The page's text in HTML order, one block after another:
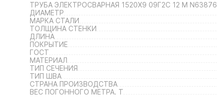
ТРУБА ЭЛЕКТРОСВАРНАЯ 1520Х9 09Г2С 12 М N63876
ДИАМЕТР
МАРКА СТАЛИ
ТОЛЩИНА СТЕНКИ
ДЛИНА
ПОКРЫТИЕ
ГОСТ
МАТЕРИАЛ
ТИП СЕЧЕНИЯ
ТИП ШВА
СТРАНА ПРОИЗВОДСТВА
ВЕС ПОГОННОГО МЕТРА. Т